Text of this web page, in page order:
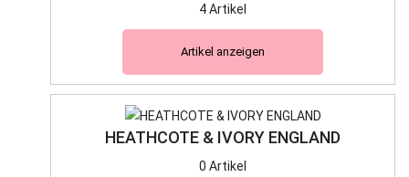
4 Artikel
Artikel anzeigen
HEATHCOTE & IVORY ENGLAND
0 Artikel